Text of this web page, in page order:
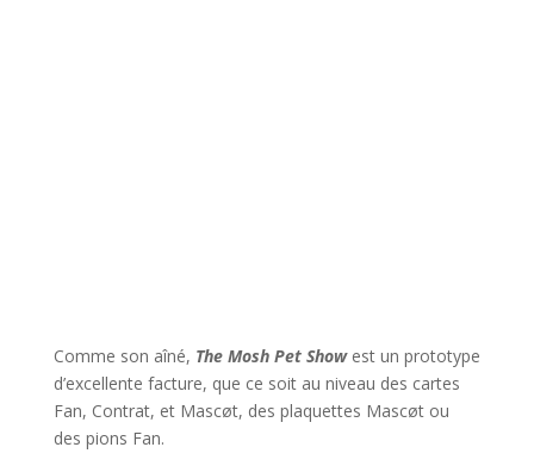
Comme son aîné, The Mosh Pet Show est un prototype
d’excellente facture, que ce soit au niveau des cartes
Fan, Contrat, et Mascøt, des plaquettes Mascøt ou
des pions Fan.